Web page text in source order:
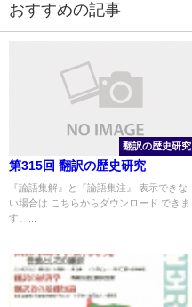
おすすめの記事
翻訳の歴史研究
第315回 翻訳の歴史研究
『論語集解』と『論語集注』 表示できな
い場合は こちらからダウンロード できま
す。...